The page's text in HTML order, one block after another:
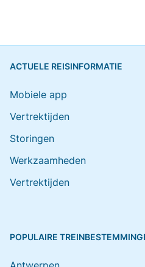
ACTUELE REISINFORMATIE
Mobiele app
Vertrektijden
Storingen
Werkzaamheden
Vertrektijden
POPULAIRE